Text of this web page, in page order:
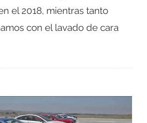
el 2018, mientras tanto
con el lavado de cara